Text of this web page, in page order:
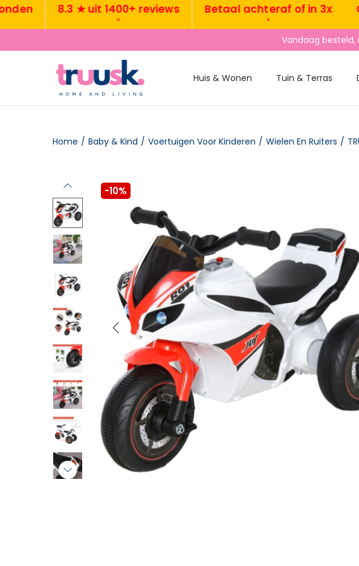
8.3 ★ uit 1400+ reviews Betaal achteraf of in 3x
8.3uit
Huis & Wonen Tuin & Terras
Home / Baby & Kind / Voertuigen Voor Kinderen / Wielen En Ruiters /
-10%